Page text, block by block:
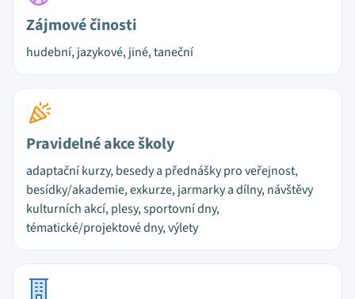
Zájmové činosti
hudební, jazykové, jiné, taneční
Pravidelné akce školy
adaptační kurzy, besedy a přednášky pro veřejnost,
besídky/akademie, exkurze, jarmarky a dílny, návštěvy
kulturních akcí, plesy, sportovní dny,
tématické/projektové dny, výlety